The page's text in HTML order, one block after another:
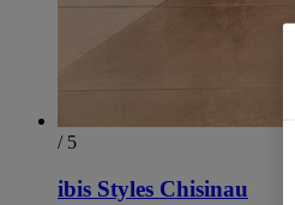
/ 5
ibis Styles Chisinau